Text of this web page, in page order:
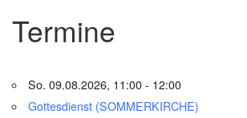
Termine
So. 09.08.2026, 11:00 - 12:00
Gottesdienst (SOMMERKIRCHE)